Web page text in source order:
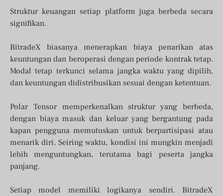
Struktur keuangan setiap platform juga berbeda secara
signifikan.
BitradeX biasanya menerapkan biaya penarikan atas
keuntungan dan beroperasi dengan periode kontrak tetap.
Modal tetap terkunci selama jangka waktu yang dipilih,
dan keuntungan didistribusikan sesuai dengan ketentuan.
Polar Tensor memperkenalkan struktur yang berbeda,
dengan biaya masuk dan keluar yang bergantung pada
kapan pengguna memutuskan untuk berpartisipasi atau
menarik diri. Seiring waktu, kondisi ini mungkin menjadi
lebih menguntungkan, terutama bagi peserta jangka
panjang.
Setiap model memiliki logikanya sendiri. BitradeX